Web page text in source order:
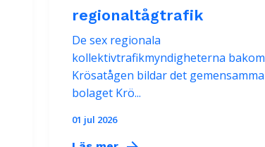
regionaltågtrafik
De sex regionala
kollektivtrafikmyndigheterna bakom
Krösatågen bildar det gemensamma
bolaget Krö...
01 jul 2026